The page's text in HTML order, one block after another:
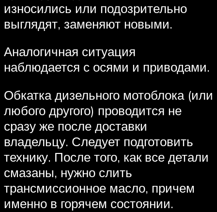
износились или подозрительно
выглядят, заменяют новыми.
Аналогичная ситуация
наблюдается с осями и приводами.
Обкатка дизельного мотоблока (или
любого другого) проводится не
сразу же после доставки
владельцу. Следует подготовить
технику. После того, как все детали
смазаны, нужно слить
трансмиссионное масло, причем
именно в горячем состоянии.